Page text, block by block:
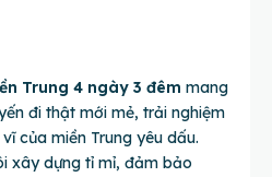
Trung 4 ngày 3 đêm mang
đi thật mới mẻ, trải nghiệm
của miền Trung yêu dấu.
xây dựng tỉ mỉ, đảm bảo